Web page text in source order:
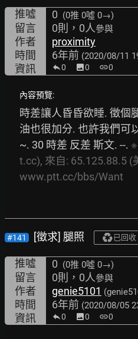
推噓 0 (0推 0噓 0→)
留言 0則，0人參與
作者
proximity
時間
6年前 (2020/08/11
資訊 0 image0 link0
內容預覽:
時差讓人昏昏欲睡. 徵個
油也很加分. 也許我們可
~. 30 時差 反差 斯文. --. ※
t.cc), 來自: 65.125.88.5 (
www.ptt.cc/bbs/Want
#141 [徵求] 腿照 已回收
推噓 0 (0推 0噓 0→)
留言 0則，0人參與
作者 genie5101
時間 6年前 (2020/08/05
資訊 0 image0 link0